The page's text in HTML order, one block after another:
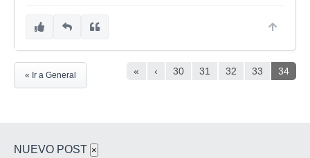
« ‹ 30 31 32 33 34
« Ir a General
NUEVO POST ×